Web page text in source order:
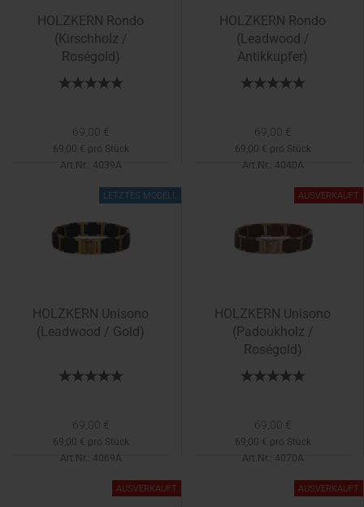
HOLZKERN Rondo
(Kirschholz /
Roségold)
69,00 €
69,00 € pro Stück
Art.Nr.: 4039A
1-2 Tage
HOLZKERN Rondo
(Leadwood /
Antikkupfer)
69,00 €
69,00 € pro Stück
Art.Nr.: 4040A
LETZTES MODELL
HOLZKERN Unisono
(Leadwood / Gold)
69,00 €
69,00 € pro Stück
Art.Nr.: 4069A
1-2 Tage
AUSVERKAUFT
HOLZKERN Unisono
(Padoukholz /
Roségold)
69,00 €
69,00 € pro Stück
Art.Nr.: 4070A
AUSVERKAUFT AUSVERKAUFT